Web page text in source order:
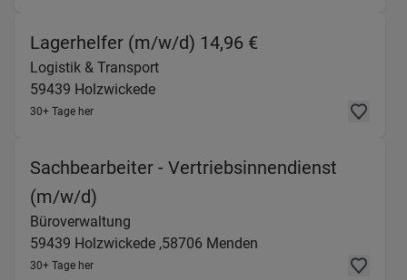
Lagerhelfer (m/w/d) 14,96 €
Logistik & Transport
59439 Holzwickede
30+ Tage her
Sachbearbeiter - Vertriebsinnendienst
(m/w/d)
Büroverwaltung
59439 Holzwickede ,58706 Menden
30+ Tage her